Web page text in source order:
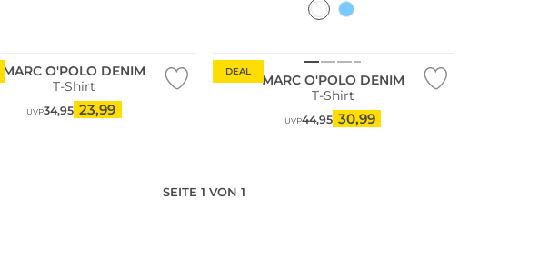
MARC O'POLO DENIM
T-Shirt
UVP34,95 23,99
DEAL
MARC O'POLO DENIM
T-Shirt
UVP44,95 30,99
SEITE 1 VON 1